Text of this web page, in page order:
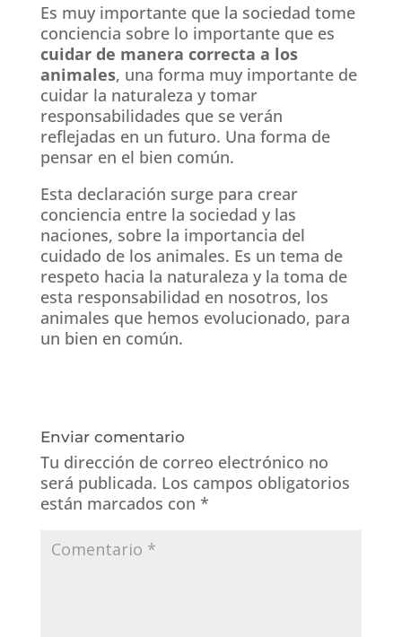
Es muy importante que la sociedad tome
conciencia sobre lo importante que es
cuidar de manera correcta a los
animales, una forma muy importante de
cuidar la naturaleza y tomar
responsabilidades que se verán
reflejadas en un futuro. Una forma de
pensar en el bien común.
Esta declaración surge para crear
conciencia entre la sociedad y las
naciones, sobre la importancia del
cuidado de los animales. Es un tema de
respeto hacia la naturaleza y la toma de
esta responsabilidad en nosotros, los
animales que hemos evolucionado, para
un bien en común.
Enviar comentario
Tu dirección de correo electrónico no
será publicada. Los campos obligatorios
están marcados con *